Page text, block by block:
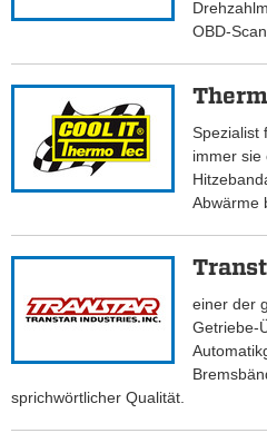
OBD-
Spezialist
immer sie
Abwärme
einer der
Getriebe-
sprichwörtlicher Qualität.